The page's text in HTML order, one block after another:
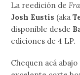
La reedición de
Josh Eustis (aka
disponible desde
ediciones de 4 LP.
Chequen acá